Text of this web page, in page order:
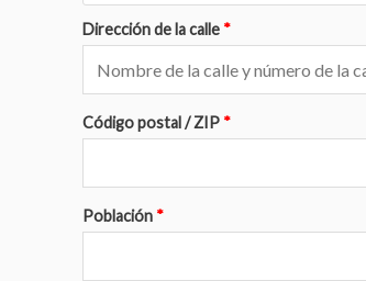
Dirección de la calle *
Código postal / ZIP *
Población *